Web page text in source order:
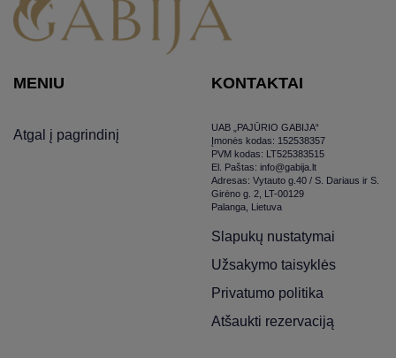
MENIU
Atgal į pagrindinį
KONTAKTAI
UAB „PAJŪRIO GABIJA“
Įmonės kodas: 152538357
PVM kodas: LT525383515
El. Paštas: info@gabija.lt
Adresas: Vytauto g.40 / S. Dariaus ir S.
Girėno g. 2, LT-00129
Palanga, Lietuva
Slapukų nustatymai
Užsakymo taisyklės
Privatumo politika
Atšaukti rezervaciją